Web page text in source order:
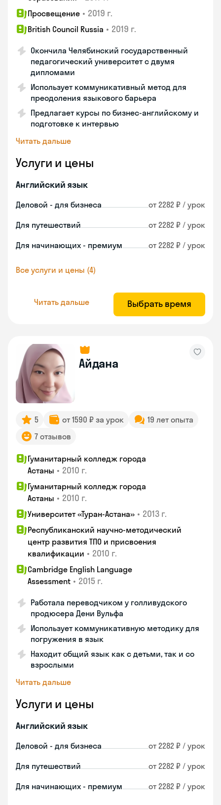
Просвещение • 2019 г.
British Council Russia • 2019 г.
Окончила Челябинский государственный
педагогический университет с двумя
дипломами
Использует коммуникативный метод для
преодоления языкового барьера
Предлагает курсы по бизнес-английскому и
подготовке к интервью
Читать дальше
Услуги и цены
Английский язык
Деловой - для бизнеса от 2282 ₽ / урок
Для путешествий от 2282 ₽ / урок
Для начинающих - премиум от 2282 ₽ / урок
Все услуги и цены (4)
Читать дальше Выбрать время
Айдана
5 от 1590 ₽ за урок
19 лет опыта
7 отзывов
Гуманитарный колледж города
Астаны • 2010 г.
Гуманитарный колледж города
Астаны • 2010 г.
Университет «Туран-Астана» • 2013 г.
Республиканский научно-методический
центр развития ТПО и присвоения
квалификации • 2010 г.
Cambridge English Language
Assessment • 2015 г.
Работала переводчиком у голливудского
продюсера Дени Вульфа
Использует коммуникативную методику для
погружения в язык
Находит общий язык как с детьми, так и со
взрослыми
Читать дальше
Услуги и цены
Английский язык
Деловой - для бизнеса от 2282 ₽ / урок
Для путешествий от 2282 ₽ / урок
Для начинающих - премиум от 2282 ₽ / урок